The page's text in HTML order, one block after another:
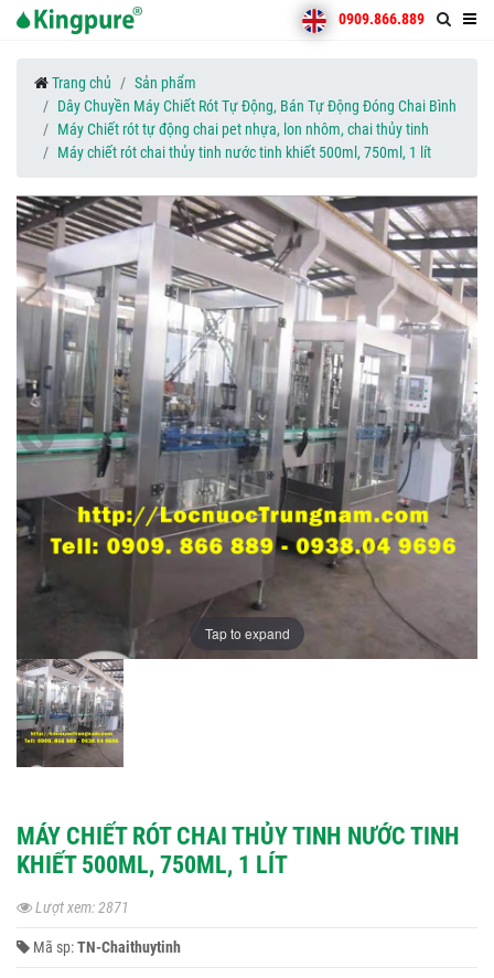
0909.866.889
Trang chủ
Sản phẩm
Dây Chuyền Máy Chiết Rót Tự Động, Bán Tự Động Đóng Chai Bình
Máy Chiết rót tự động chai pet nhựa, lon nhôm, chai thủy tinh
Máy chiết rót chai thủy tinh nước tinh khiết 500ml, 750ml, 1 lít
Tap to expand
MÁY CHIẾT RÓT CHAI THỦY TINH NƯỚC TINH
KHIẾT 500ML, 750ML, 1 LÍT
Lượt xem: 2871
Mã sp:TN-Chaithuytinh